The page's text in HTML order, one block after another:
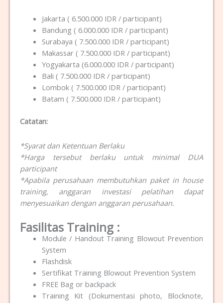
Jakarta ( 6.500.000 IDR / participant)
Bandung ( 6.000.000 IDR / participant)
Surabaya ( 7.500.000 IDR / participant)
Makassar ( 7.500.000 IDR / participant)
Yogyakarta (6.000.000 IDR / participant)
Bali ( 7.500.000 IDR / participant)
Lombok ( 7.500.000 IDR / participant)
Batam ( 7.500.000 IDR / participant)
Catatan:
*Syarat dan Ketentuan Berlaku
*Harga tersebut berlaku untuk minimal DUA
participant
*Apabila perusahaan membutuhkan paket in house
training, anggaran investasi pelatihan dapat
menyesuaikan dengan anggaran perusahaan.
Fasilitas Training :
Module / Handout Training Blowout Prevention
System
Flashdisk
Sertifikat Training Blowout Prevention System
FREE Bag or backpack
Training Kit (Dokumentasi photo, Blocknote,